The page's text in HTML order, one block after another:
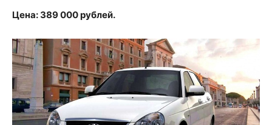
Цена: 389 000 рублей.